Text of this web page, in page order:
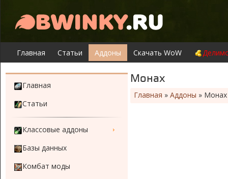
Главная Статьи Аддоны Скачать WoW
Главная
Статьи
Классовые аддоны
Базы данных
Комбат моды
Монах
Главная » Аддоны » Монах